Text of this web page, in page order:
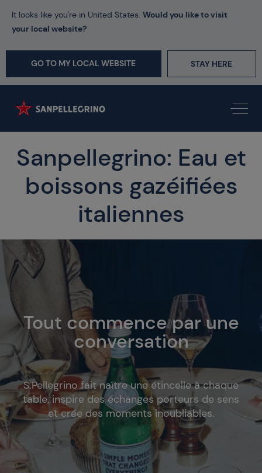
It looks like you're in United States. Would you like to visit
your local website?
GO TO MY LOCAL WEBSITE STAY HERE
Sanpellegrino: Eau et
boissons gazéifiées
italiennes
Tout commence par une
conversation
S.Pellegrino fait naître une étincelle à chaque
table, inspire des échanges porteurs de sens
et crée des moments inoubliables.